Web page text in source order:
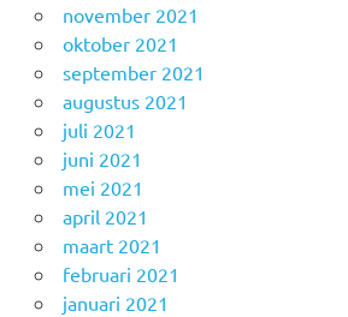
november 2021
oktober 2021
september 2021
augustus 2021
juli 2021
juni 2021
mei 2021
april 2021
maart 2021
februari 2021
januari 2021